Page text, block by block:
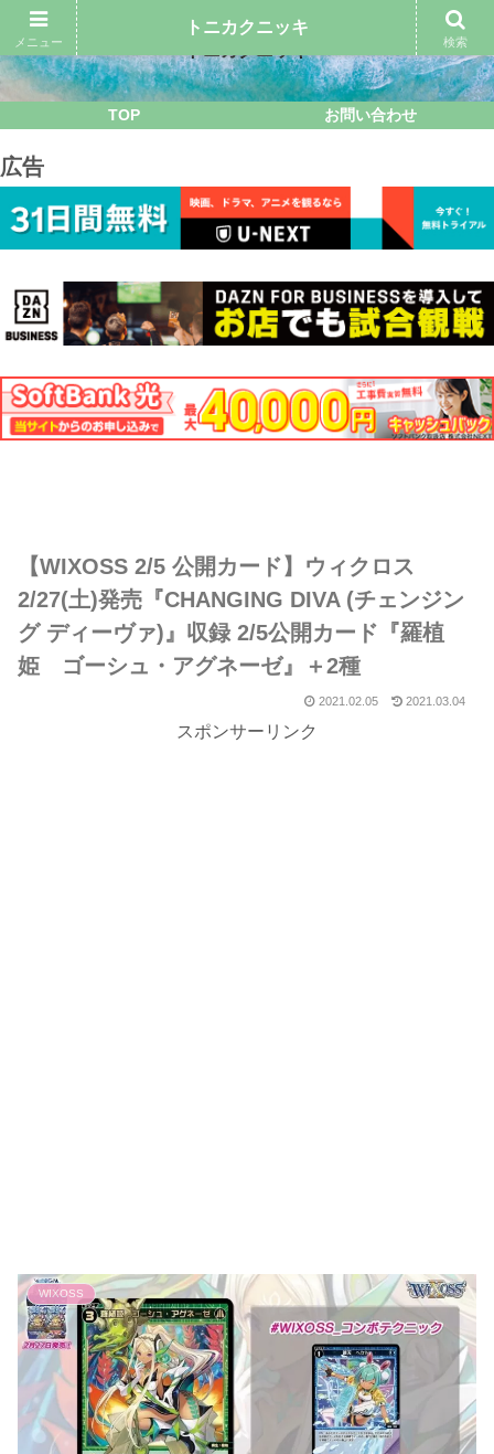
TOP お問い合わせ
広告
【WIXOSS 2/5 公開カード】ウィクロス
2/27(土)発売『CHANGING DIVA (チェンジン
グ ディーヴァ)』収録 2/5公開カード『羅植
姫 ゴーシュ・アグネーゼ』＋2種
2021.02.05 2021.03.04
スポンサーリンク
WIXOSS
メニュー
トニカクニッキ
検索